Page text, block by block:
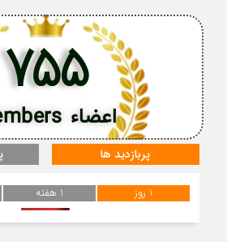
اعضاء Members
755
پربازدید ها
1 روز 1 هفته